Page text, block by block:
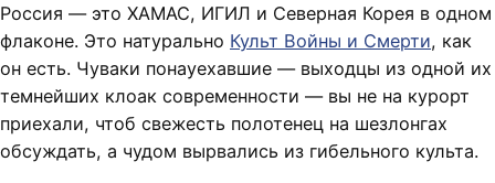
Россия — это ХАМАС, ИГИЛ и Северная Корея в одном
флаконе. Это натурально Культ Войны и Смерти, как
он есть. Чуваки понауехавшие — выходцы из одной их
темнейших клоак современности — вы не на курорт
приехали, чтоб свежесть полотенец на шезлонгах
обсуждать, а чудом вырвались из гибельного культа.